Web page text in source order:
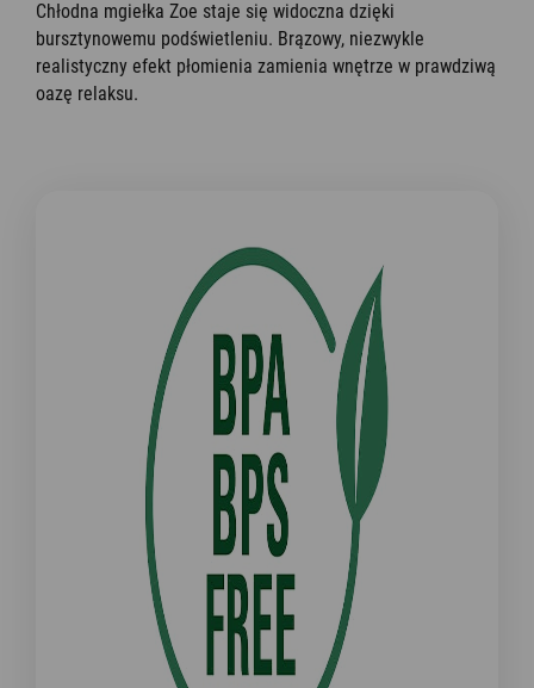
Chłodna mgiełka Zoe staje się widoczna dzięki
bursztynowemu podświetleniu. Brązowy, niezwykle
realistyczny efekt płomienia zamienia wnętrze w prawdziwą
oazę relaksu.